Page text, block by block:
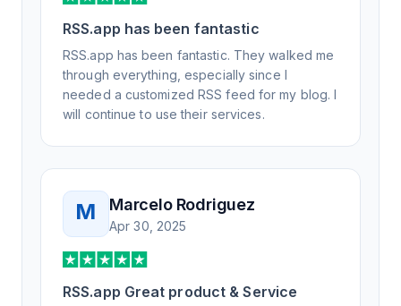
RSS.app has been fantastic
RSS.app has been fantastic. They walked me
through everything, especially since I
needed a customized RSS feed for my blog. I
will continue to use their services.
M Marcelo Rodriguez
Apr 30, 2025
RSS.app Great product & Service